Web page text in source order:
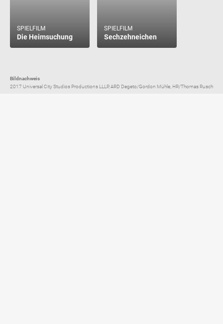
SPIELFILM
Die Heimsuchung
SPIELFILM
Sechzehneichen
Bildnachweis
2017 Universal City Studios Productions LLLP, ARD Degeto/Gordon Mühle, HR/Thomas Rusch